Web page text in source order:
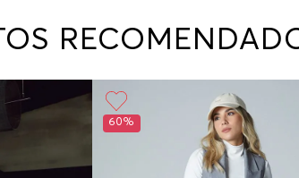
60%